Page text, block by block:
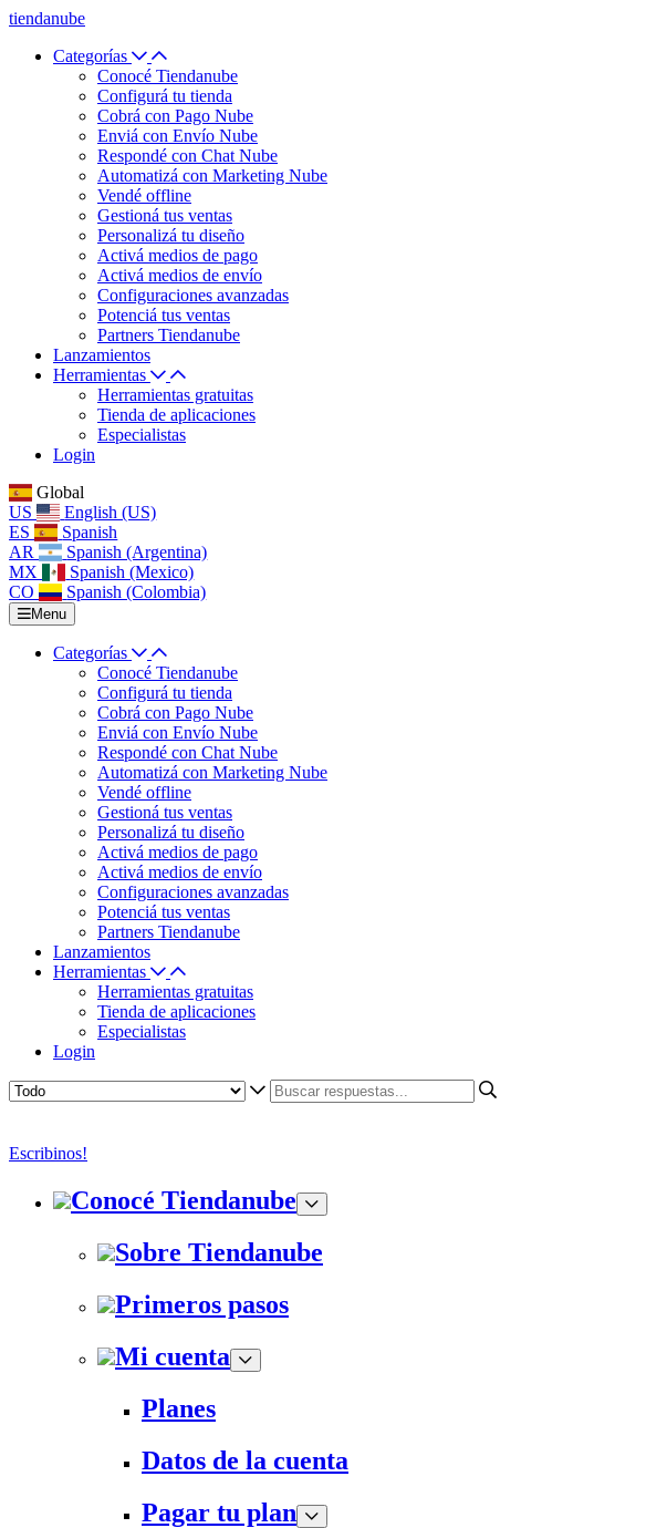
tiendanube
Categorías
Conocé Tiendanube
Configurá tu tienda
Cobrá con Pago Nube
Enviá con Envío Nube
Respondé con Chat Nube
Automatizá con Marketing Nube
Vendé offline
Gestioná tus ventas
Personalizá tu diseño
Activá medios de pago
Activá medios de envío
Configuraciones avanzadas
Potenciá tus ventas
Partners Tiendanube
Lanzamientos
Herramientas
Herramientas gratuitas
Tienda de aplicaciones
Especialistas
Login
Global
US
English (US)
ES
Spanish
AR
Spanish (Argentina)
MX
Spanish (Mexico)
CO
Spanish (Colombia)
Menu
Categorías
Conocé Tiendanube
Configurá tu tienda
Cobrá con Pago Nube
Enviá con Envío Nube
Respondé con Chat Nube
Automatizá con Marketing Nube
Vendé offline
Gestioná tus ventas
Personalizá tu diseño
Activá medios de pago
Activá medios de envío
Configuraciones avanzadas
Potenciá tus ventas
Partners Tiendanube
Lanzamientos
Herramientas
Herramientas gratuitas
Tienda de aplicaciones
Especialistas
Login
Escribinos!
Conocé Tiendanube
Sobre Tiendanube
Primeros pasos
Mi cuenta
Planes
Datos de la cuenta
Pagar tu plan